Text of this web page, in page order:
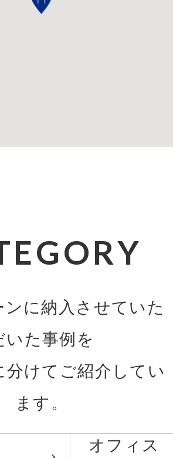
ンに納入させていた
いた事例を
分けてご紹介してい
ます。
オフィス